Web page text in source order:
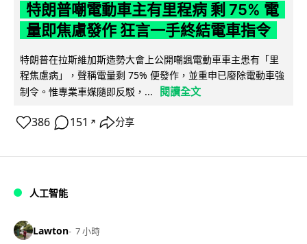
特朗普嘲電動車主有里程病 剩 75% 電
量即焦慮發作 狂言一手終結電車指令
特朗普在拉斯維加斯造勢大會上公開嘲諷電動車車主患有「里
程焦慮病」，聲稱電量剩 75% 便發作，並重申已廢除電動車強
制令。惟專業車媒隨即反駁，...
閱讀全文
386 151 ↗ 分享
人工智能
Lawton 7 小時